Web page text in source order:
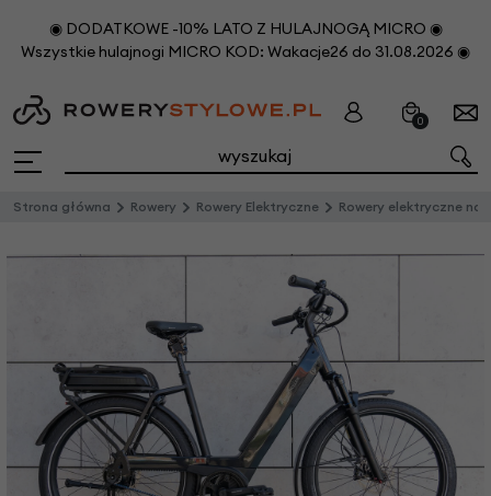
◉ DODATKOWE -10% LATO Z HULAJNOGĄ MICRO ◉
Wszystkie hulajnogi MICRO KOD: Wakacje26 do 31.08.2026 ◉
0
Strona główna Rowery Rowery Elektryczne Rowery elektryczne na